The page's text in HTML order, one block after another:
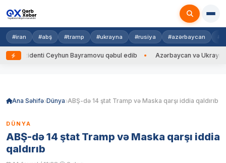
#iran #abş #tramp #ukrayna #rusiya #azərbaycan
Ceyhun Bayramovu qəbul edib Azərbaycan və Ukrayna XİN
Ana Səhifə Dünya ABŞ-də 14 ştat Tramp və Maska qarşı iddia qaldırıb
DÜNYA
ABŞ-də 14 ştat Tramp və Maska qarşı iddia
qaldırıb